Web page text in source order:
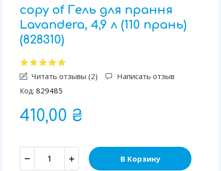
copy of Гель для прання
Lavandera, 4,9 л (110 прань)
(828310)
Читать отзывы (2) Написать отзыв
Код: 829485
410,00 ₴
В Корзину